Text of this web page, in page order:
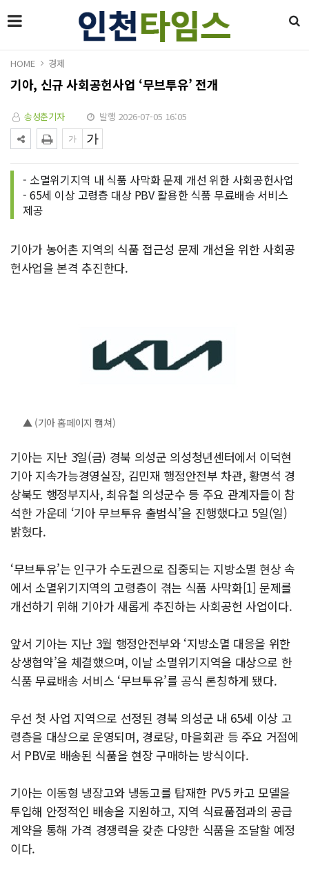
HOME 경제
기아, 신규 사회공헌사업 ‘무브투유’ 전개
송성춘기자 발행 2026-07-05 16:05
- 소멸위기지역 내 식품 사막화 문제 개선 위한 사회공헌사업
- 65세 이상 고령층 대상 PBV 활용한 식품 무료배송 서비스
제공
기아가 농어촌 지역의 식품 접근성 문제 개선을 위한 사회공
헌사업을 본격 추진한다.
▲ (기아 홈페이지 캠쳐)
기아는 지난 3일(금) 경북 의성군 의성청년센터에서 이덕현
기아 지속가능경영실장, 김민재 행정안전부 차관, 황명석 경
상북도 행정부지사, 최유철 의성군수 등 주요 관계자들이 참
석한 가운데 ‘기아 무브투유 출범식’을 진행했다고 5일(일)
밝혔다.
‘무브투유’는 인구가 수도권으로 집중되는 지방소멸 현상 속
에서 소멸위기지역의 고령층이 겪는 식품 사막화[1] 문제를
개선하기 위해 기아가 새롭게 추진하는 사회공헌 사업이다.
앞서 기아는 지난 3월 행정안전부와 ‘지방소멸 대응을 위한
상생협약’을 체결했으며, 이날 소멸위기지역을 대상으로 한
식품 무료배송 서비스 ‘무브투유’를 공식 론칭하게 됐다.
우선 첫 사업 지역으로 선정된 경북 의성군 내 65세 이상 고
령층을 대상으로 운영되며, 경로당, 마을회관 등 주요 거점에
서 PBV로 배송된 식품을 현장 구매하는 방식이다.
기아는 이동형 냉장고와 냉동고를 탑재한 PV5 카고 모델을
투입해 안정적인 배송을 지원하고, 지역 식료품점과의 공급
계약을 통해 가격 경쟁력을 갖춘 다양한 식품을 조달할 예정
이다.